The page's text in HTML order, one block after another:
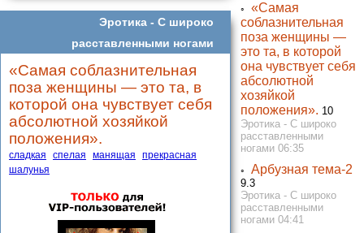
Эротика -С широко
расставленными ногами
«Самая соблазнительная
поза женщины — это та, в
которой она чувствует себя
абсолютной хозяйкой
положения».
сладкая спелая манящая
прекрасная
шалунья
◦«Самая
соблазнительная
поза женщины —
это та, в которой
она чувствует себя
абсолютной
хозяйкой
положения». 10
Эротика - С широко
расставленными
ногами 06:35
◦Арбузная тема-2
9.3
Эротика - С широко
расставленными
ногами 04:41